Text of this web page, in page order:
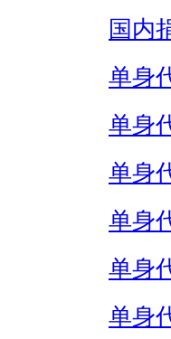
国内
单身
单身
单身
单身
单身
单身